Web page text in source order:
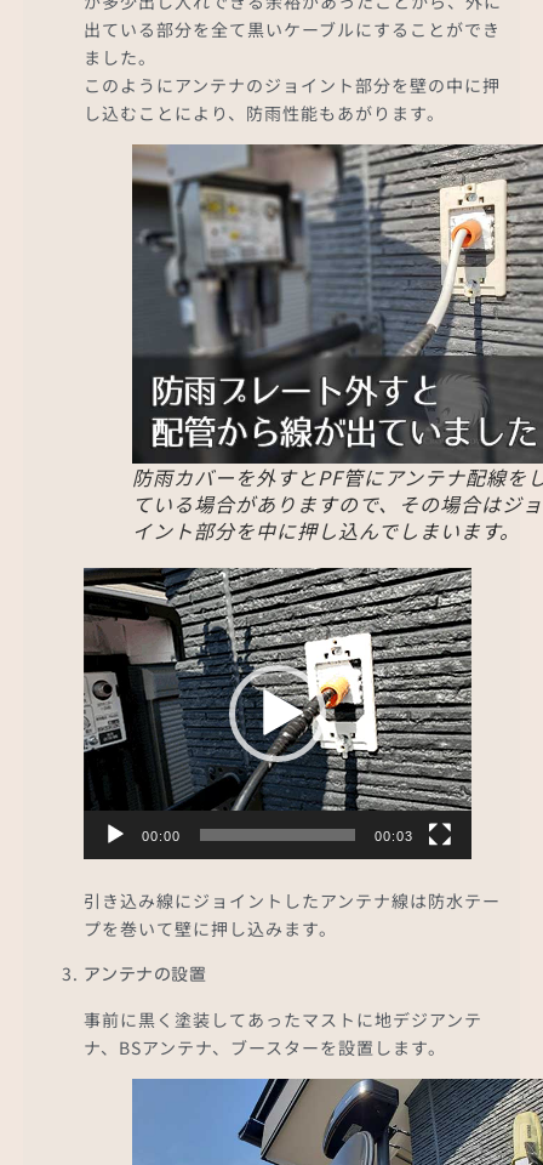
出ている部分を全て黒いケーブルにすることができ
ました。
このようにアンテナのジョイント部分を壁の中に押
し込むことにより、防雨性能もあがります。
防雨カバーを外すとPF管にアンテナ配線を
ている場合がありますので、その場合はジョ
イント部分を中に押し込んでしまいます。
動
画
プ
レ
ー
ヤ
ー
00:00 00:03
引き込み線にジョイントしたアンテナ線は防水テー
プを巻いて壁に押し込みます。
アンテナの設置
事前に黒く塗装してあったマストに地デジアンテ
ナ、BSアンテナ、ブースターを設置します。